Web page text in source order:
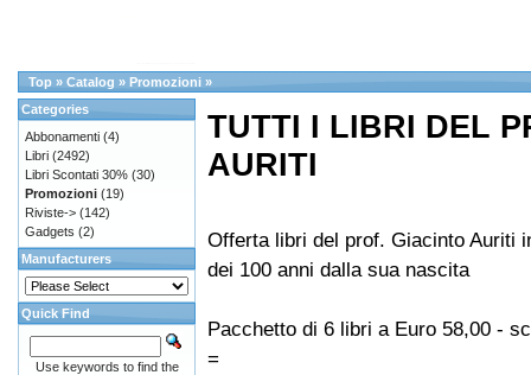
Top » Catalog » Promozioni »
TUTTI I LIBRI DEL
AURITI
Offerta libri del prof. Giacinto Auriti
dei 100 anni dalla sua nascita
Pacchetto di 6 libri a Euro 58,00 -
=
Categories
Abbonamenti (4)
Libri (2492)
Libri Scontati 30% (30)
Promozioni (19)
Riviste-> (142)
Gadgets (2)
Manufacturers
Quick Find
Use keywords to find the